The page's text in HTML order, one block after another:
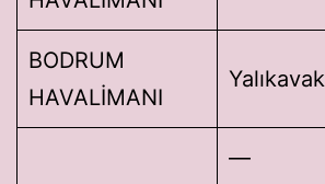
BODRUM
HAVALİMANI
Yalıkavak
—